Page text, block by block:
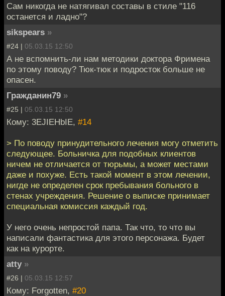
Сам никогда не натягивал составы в стиле "116
останется и ладно"?
sikspears »
#24 | 05.03.15 12:50
А не вспомнить-ли нам методики доктора Фримена
по этому поводу? Тюк-тюк и подросток больше не
опасен.
Гражданин79 »
#25 | 05.03.15 12:50
Кому: 3EJIEHbIE, #14
> По поводу принудительного лечения могу отметить
следующее. Больничка для подобных клиентов
ничем не отличается от тюрьмы, а может местами
даже и похуже. Есть такой момент в этом лечении,
нигде не определен срок пребывания больного в
стенах учреждения. Решение о выписке принимает
специальная комиссия каждый год.
У него очень непростой папа. Так что, то что вы
написали фантастика для этого персонажа. Будет
как на курорте.
atty »
#26 | 05.03.15 12:57
Кому: Forgotten, #20